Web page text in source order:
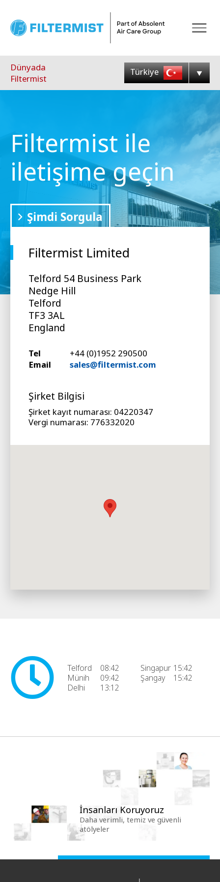
Dünyada
Filtermist
Türkiye
Filtermist ile
iletişime geçin
Şimdi Sorgula
Filtermist Limited
Telford 54 Business Park
Nedge Hill
Telford
TF3 3AL
England
Tel
+44 (0)1952 290500
Email
sales@filtermist.com
Şirket Bilgisi
Şirket kayıt numarası: 04220347
Vergi numarası: 776332020
Telford
08:42
Münih
09:42
Delhi
13:12
Singapur 15:42
Şangay
15:42
İnsanları Koruyoruz
Daha verimli, temiz ve güvenli
atölyeler